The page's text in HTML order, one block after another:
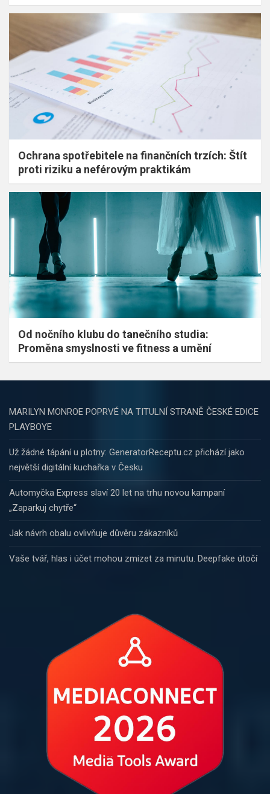
Ochrana spotřebitele na finančních trzích: Štít
proti riziku a neférovým praktikám
Od nočního klubu do tanečního studia:
Proměna smyslnosti ve fitness a umění
MARILYN MONROE POPRVÉ NA TITULNÍ STRANĚ ČESKÉ EDICE
PLAYBOYE
Už žádné tápání u plotny: GeneratorReceptu.cz přichází jako
největší digitální kuchařka v Česku
Automyčka Express slaví 20 let na trhu novou kampaní
„Zaparkuj chytře“
Jak návrh obalu ovlivňuje důvěru zákazníků
Vaše tvář, hlas i účet mohou zmizet za minutu. Deepfake útočí